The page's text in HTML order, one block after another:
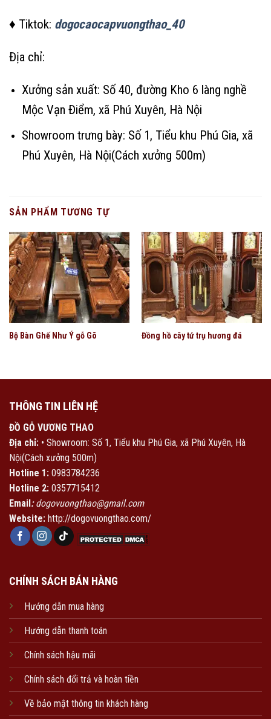
♦ Tiktok: dogocaocapvuongthao_40
Địa chỉ:
Xưởng sản xuất: Số 40, đường Kho 6 làng nghề
Mộc Vạn Điểm, xã Phú Xuyên, Hà Nội
Showroom trưng bày: Số 1, Tiểu khu Phú Gia, xã
Phú Xuyên, Hà Nội(Cách xưởng 500m)
SẢN PHẨM TƯƠNG TỰ
Bộ Bàn Ghế Như Ý gỗ Gõ Đồng hồ cây tứ trụ hương đá
THÔNG TIN LIÊN HỆ
ĐỒ GỖ VƯƠNG THAO
Địa chỉ: • Showroom: Số 1, Tiểu khu Phú Gia, xã Phú Xuyên, Hà
Nội(Cách xưởng 500m)
Hotline 1: 0983784236
Hotline 2: 0357715412
Email:dogovuongthao@gmail.com
Website: http://dogovuongthao.com/
CHÍNH SÁCH BÁN HÀNG
Hướng dẫn mua hàng
Hướng dẫn thanh toán
Chính sách hậu mãi
Chính sách đổi trả và hoàn tiền
Về bảo mật thông tin khách hàng